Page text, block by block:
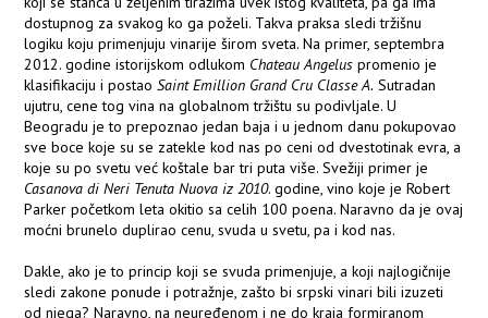
dostupnog za svakog ko ga poželi. Takva praksa sledi tržišnu
logiku koju primenjuju vinarije širom sveta. Na primer, septembra
2012. godine istorijskom odlukom Chateau Angelus promenio je
klasifikaciju i postaoSaint Emillion Grand Cru Classe A. Sutradan
ujutru, cene tog vina na globalnom tržištu su podivljale. U
Beogradu je to prepoznao jedan baja i u jednom danu pokupovao
sve boce koje su se zatekle kod nas po ceni od dvestotinak evra, a
koje su po svetu već koštale bar tri puta više. Svežiji primer je
Casanova di Neri Tenuta Nuova iz 2010. godine, vino koje je Robert
Parker početkom leta okitio sa celih 100 poena. Naravno da je ovaj
moćni brunelo duplirao cenu, svuda u svetu, pa i kod nas.
Dakle, ako je to princip koji se svuda primenjuje, a koji najlogičnije
sledi zakone ponude i potražnje, zašto bi srpski vinari bili izuzeti
od njega? Naravno, na neuređenom i ne do kraja formiranom